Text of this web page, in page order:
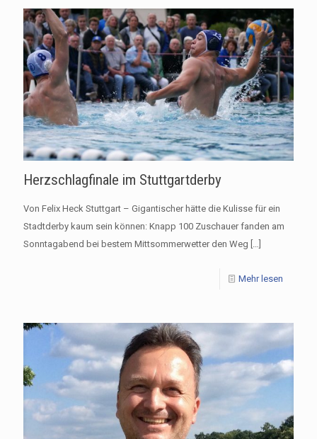
Herzschlagfinale im Stuttgartderby
Von Felix Heck Stuttgart – Gigantischer hätte die Kulisse für ein
Stadtderby kaum sein können: Knapp 100 Zuschauer fanden am
Sonntagabend bei bestem Mittsommerwetter den Weg
Mehr lesen